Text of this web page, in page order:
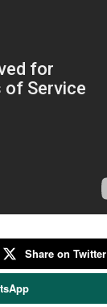
Share on Twitter